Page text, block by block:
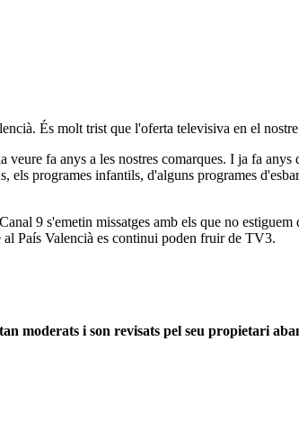
És molt trist que l'oferta televisiva en el
fa anys a les nostres comarques. I ja fa
programes infantils, d'alguns programes
9 s'emetin missatges amb els que no
País Valencià es continui poden fruir de TV3.
moderats i son revisats pel seu propietari